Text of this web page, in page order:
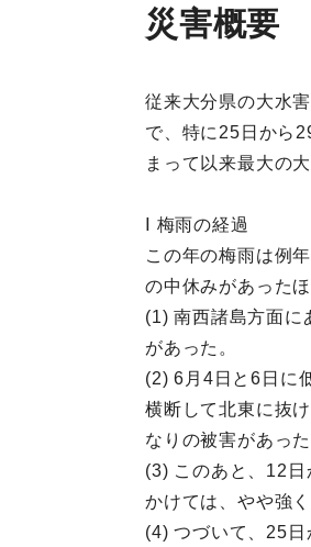
災害概要
従来大分県の大水
で、特に25日から
まって以来最大の
Ⅰ 梅雨の経過
この年の梅雨は例
の中休みがあった
(1) 南西諸島方面に
があった。
(2) 6月4日と6日に
横断して北東に抜
なりの被害があった
(3) このあと、12
かけては、やや強
(4) つづいて、25